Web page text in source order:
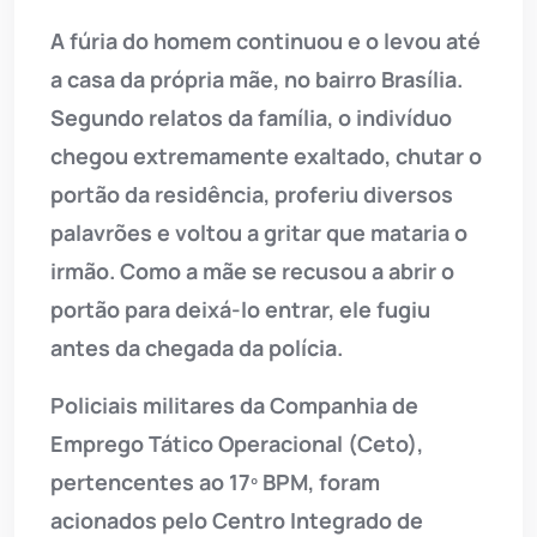
A fúria do homem continuou e o levou até
a casa da própria mãe, no bairro Brasília.
Segundo relatos da família, o indivíduo
chegou extremamente exaltado, chutar o
portão da residência, proferiu diversos
palavrões e voltou a gritar que mataria o
irmão. Como a mãe se recusou a abrir o
portão para deixá-lo entrar, ele fugiu
antes da chegada da polícia.
Policiais militares da Companhia de
Emprego Tático Operacional (Ceto),
pertencentes ao 17º BPM, foram
acionados pelo Centro Integrado de